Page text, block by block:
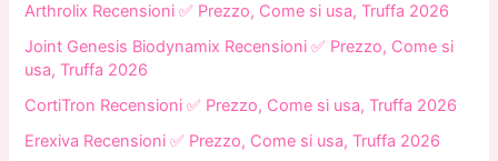
Arthrolix Recensioni ✅ Prezzo, Come si usa, Truffa 2026
Joint Genesis Biodynamix Recensioni ✅ Prezzo, Come si
usa, Truffa 2026
CortiTron Recensioni ✅ Prezzo, Come si usa, Truffa 2026
Erexiva Recensioni ✅ Prezzo, Come si usa, Truffa 2026